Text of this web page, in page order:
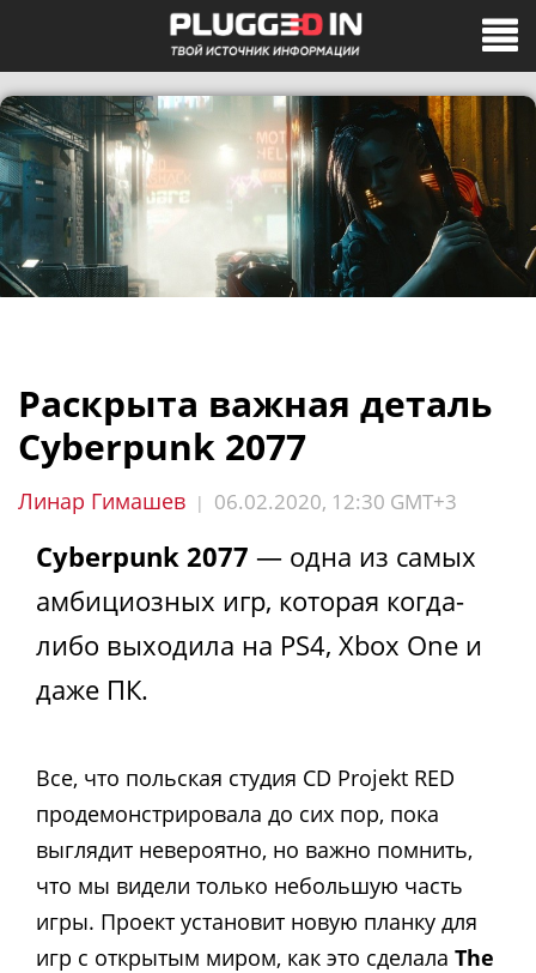
Раскрыта важная деталь
Cyberpunk 2077
Линар Гимашев | 06.02.2020, 12:30 GMT+3
Cyberpunk 2077 — одна из самых
амбициозных игр, которая когда-
либо выходила на PS4, Xbox One и
даже ПК.
Все, что польская студия CD Projekt RED
продемонстрировала до сих пор, пока
выглядит невероятно, но важно помнить,
что мы видели только небольшую часть
игры. Проект установит новую планку для
игр с открытым миром, как это сделала The